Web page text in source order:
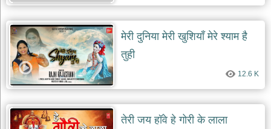
का
भजन
bhajan
of
the
day
भजन
जोड़ें
add
bhajans
मेरी दुनिया मेरी खुशियाँ मेरे श्याम है
तुही
12.6 K
तेरी जय हॉवे हे गोरी के लाला